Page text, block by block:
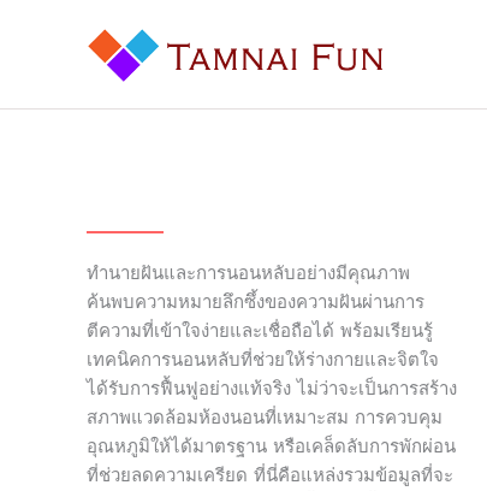
ทำนายฝันและการนอนหลับอย่างมีคุณภาพ
ค้นพบความหมายลึกซึ้งของความฝันผ่านการ
ตีความที่เข้าใจง่ายและเชื่อถือได้ พร้อมเรียนรู้
เทคนิคการนอนหลับที่ช่วยให้ร่างกายและจิตใจ
ได้รับการฟื้นฟูอย่างแท้จริง ไม่ว่าจะเป็นการสร้าง
สภาพแวดล้อมห้องนอนที่เหมาะสม การควบคุม
อุณหภูมิให้ได้มาตรฐาน หรือเคล็ดลับการพักผ่อน
ที่ช่วยลดความเครียด ที่นี่คือแหล่งรวมข้อมูลที่จะ